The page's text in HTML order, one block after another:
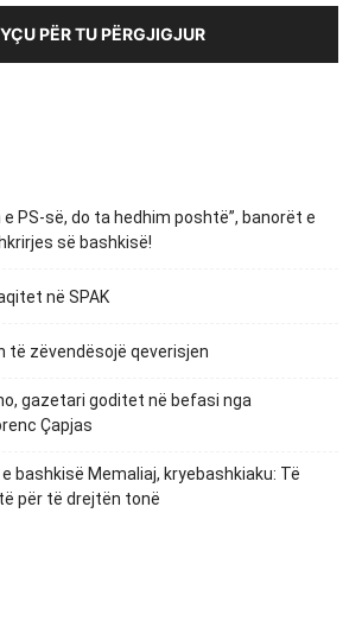
PËR TU PËRGJIGJUR
e PS-së, do ta hedhim poshtë”, banorët e
së bashkisë!
në SPAK
të zëvendësojë qeverisjen
gazetari goditet në befasi nga
Çapjas
bashkisë Memaliaj, kryebashkiaku: Të
për të drejtën tonë